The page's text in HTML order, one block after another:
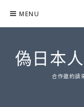
content
MENU
偽日本
合作邀約請